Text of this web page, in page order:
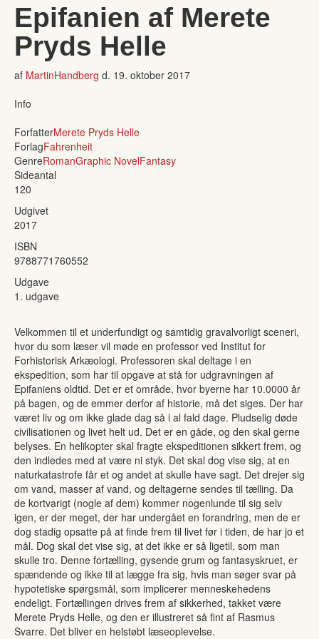
Epifanien af Merete
Pryds Helle
af MartinHandberg d. 19. oktober 2017
Info
ForfatterMerete Pryds Helle
ForlagFahrenheit
GenreRomanGraphic NovelFantasy
Sideantal
120
Udgivet
2017
ISBN
9788771760552
Udgave
1. udgave
Velkommen til et underfundigt og samtidig gravalvorligt sceneri,
hvor du som læser vil møde en professor ved Institut for
Forhistorisk Arkæologi. Professoren skal deltage i en
ekspedition, som har til opgave at stå for udgravningen af
Epifaniens oldtid. Det er et område, hvor byerne har 10.0000 år
på bagen, og de emmer derfor af historie, må det siges. Der har
været liv og om ikke glade dag så i al fald dage. Pludselig døde
civilisationen og livet helt ud. Det er en gåde, og den skal gerne
belyses. En helikopter skal fragte ekspeditionen sikkert frem, og
den indledes med at være ni styk. Det skal dog vise sig, at en
naturkatastrofe får et og andet at skulle have sagt. Det drejer sig
om vand, masser af vand, og deltagerne sendes til tælling. Da
de kortvarigt (nogle af dem) kommer nogenlunde til sig selv
igen, er der meget, der har undergået en forandring, men de er
dog stadig opsatte på at finde frem til livet før i tiden, de har jo et
mål. Dog skal det vise sig, at det ikke er så ligetil, som man
skulle tro. Denne fortælling, gysende grum og fantasyskruet, er
spændende og ikke til at lægge fra sig, hvis man søger svar på
hypotetiske spørgsmål, som implicerer menneskehedens
endeligt. Fortællingen drives frem af sikkerhed, takket være
Merete Pryds Helle, og den er illustreret så fint af Rasmus
Svarre. Det bliver en helstøbt læseoplevelse.